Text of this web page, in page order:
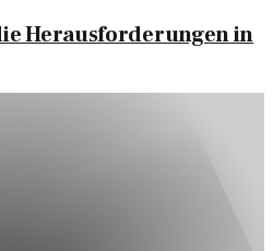
Herausforderungen in